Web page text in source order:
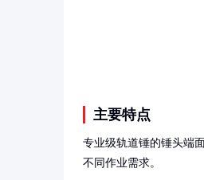
主要特点
专业级轨道锤的锤头端
不同作业需求。